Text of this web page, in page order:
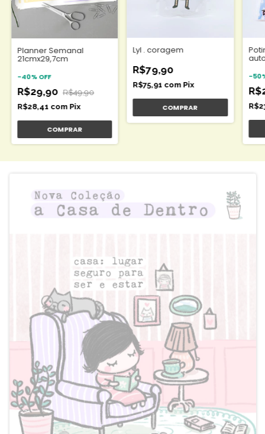
Planner Semanal
21cmx29,7cm
-40%OFF
R$29,90 R$49,90
R$28,41 com Pix
Lyl . coragem
R$79,90
R$75,91 com Pix
-50